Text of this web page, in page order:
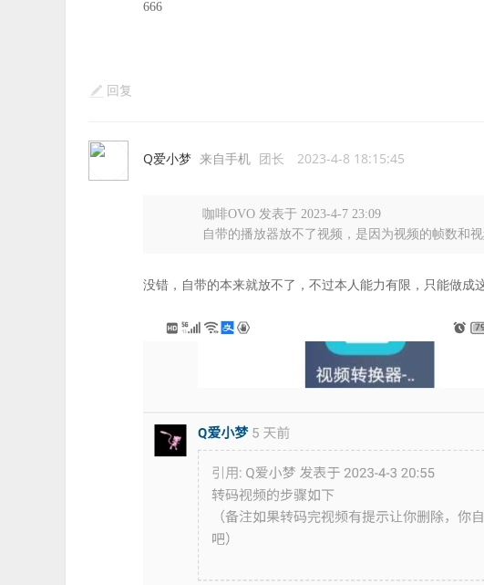
666
回复
Q爱小梦 来自手机 团长 2023-4-8 18:15:45
咖啡OVO 发表于 2023-4-7 23:09
自带的播放器放不了视频，是因为视频的帧数和
没错，自带的本来就放不了，不过本人能力有限，只能做